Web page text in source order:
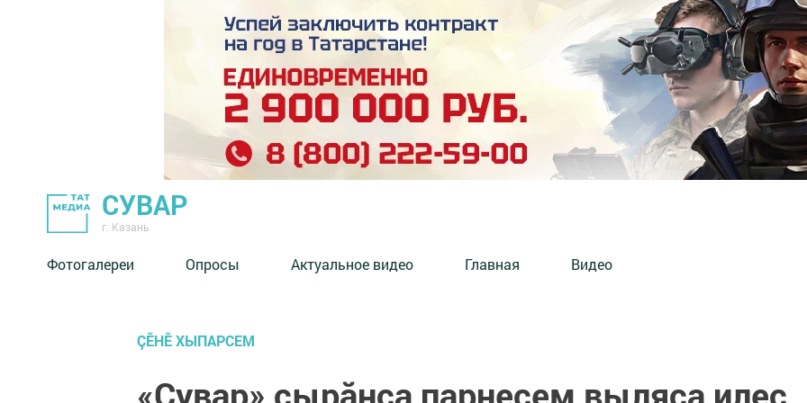
СУВАР
г. Казань
Фотогалереи Опросы Актуальное видео Главная Видео
ÇӖНӖ ХЫПАРСЕМ
«Сувар» çырăнса парнесем выляса илес